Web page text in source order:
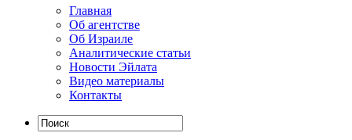
Главная
Об агентстве
Об Израиле
Аналитические статьи
Новости Эйлата
Видео материалы
Контакты